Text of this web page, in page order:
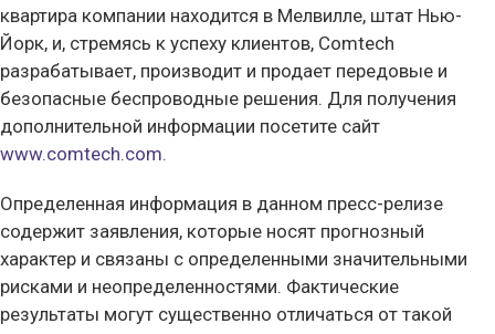
квартира компании находится в Мелвилле, штат Нью-
Йорк, и, стремясь к успеху клиентов, Comtech
разрабатывает, производит и продает передовые и
безопасные беспроводные решения. Для получения
дополнительной информации посетите сайт
www.comtech.com.
Определенная информация в данном пресс-релизе
содержит заявления, которые носят прогнозный
характер и связаны с определенными значительными
рисками и неопределенностями. Фактические
результаты могут существенно отличаться от такой